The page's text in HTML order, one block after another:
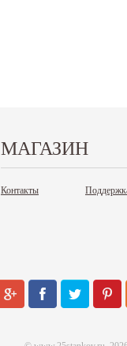
МАГАЗИН
Контакты